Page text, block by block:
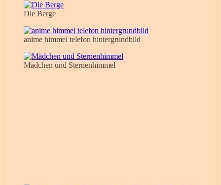
Die Berge
anime himmel telefon hintergrundbild
Mädchen und Sternenhimmel